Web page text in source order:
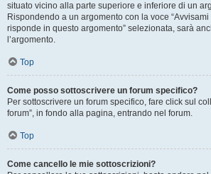
situato vicino alla parte superiore e inferiore di un
Rispondendo a un argomento con la voce
risponde in questo argomento” selezionata, sarà
l’argomento.
Top
Come posso sottoscrivere un forum specifico?
Per sottoscrivere un forum specifico, fare click sul
forum”, in fondo alla pagina, entrando nel forum.
Top
Come cancello le mie sottoscrizioni?